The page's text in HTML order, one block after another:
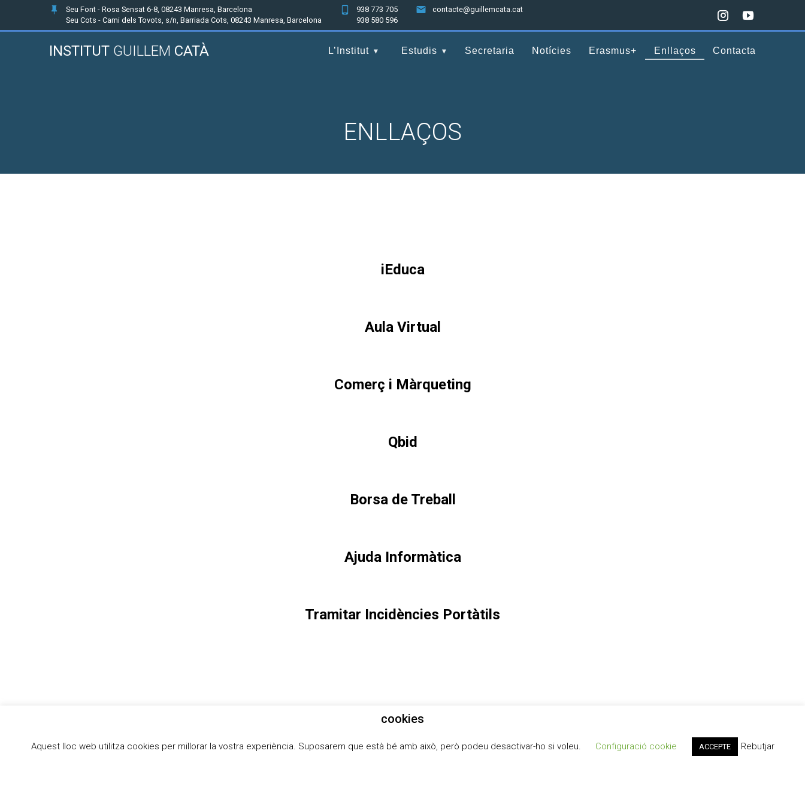
Seu Font - Rosa Sensat 6-8, 08243 Manresa, Barcelona
Seu Cots - Cami dels Tovots, s/n, Barriada Cots, 08243 Manresa, Barcelona
938 773 705
938 580 596
contacte@guillemcata.cat
INSTITUT GUILLEM CATÀ L’Institut Estudis Secretaria Notícies Erasmus+ Enllaços Contacta
ENLLAÇOS
iEduca
Aula Virtual
Comerç i Màrqueting
Qbid
Borsa de Treball
Ajuda Informàtica
Tramitar Incidències Portàtils
cookies
Aquest lloc web utilitza cookies per millorar la vostra experiència. Suposarem que està bé amb això, però podeu desactivar-ho si voleu. Configuració cookie ACCEPTE Rebutjar